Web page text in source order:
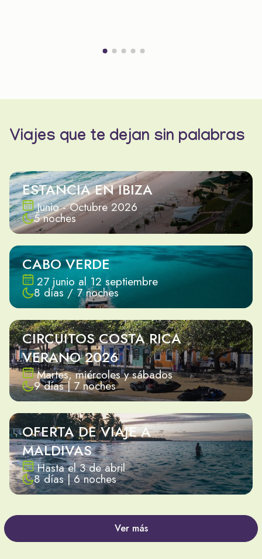
Viajes que te dejan sin palabras
ESTANCIA EN IBIZA
Junio - Octubre 2026
5 noches
CABO VERDE
27 junio al 12 septiembre
8 días / 7 noches
CIRCUITOS COSTA RICA
VERANO 2026
Martes, miércoles y sábados
9 días | 7 noches
OFERTA DE VIAJE A
MALDIVAS
Hasta el 3 de abril
8 días | 6 noches
Ver más